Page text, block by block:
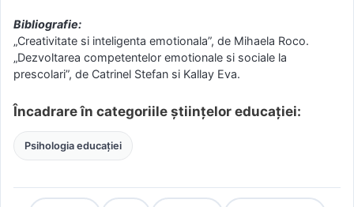
Bibliografie:
„Creativitate si inteligenta emotionala”, de Mihaela Roco.
„Dezvoltarea competentelor emotionale si sociale la
prescolari”, de Catrinel Stefan si Kallay Eva.
Încadrare în categoriile științelor educației:
Psihologia educației